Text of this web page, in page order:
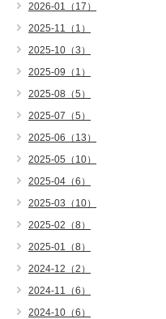
2026-01（17）
2025-11（1）
2025-10（3）
2025-09（1）
2025-08（5）
2025-07（5）
2025-06（13）
2025-05（10）
2025-04（6）
2025-03（10）
2025-02（8）
2025-01（8）
2024-12（2）
2024-11（6）
2024-10（6）